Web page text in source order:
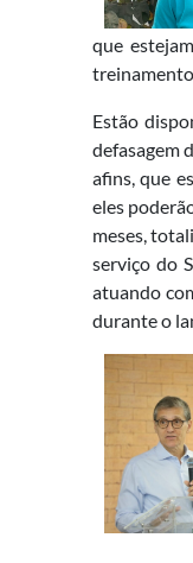
que
Estão
defasagem
afins, que
eles
meses,
serviço do
atuando
durante o